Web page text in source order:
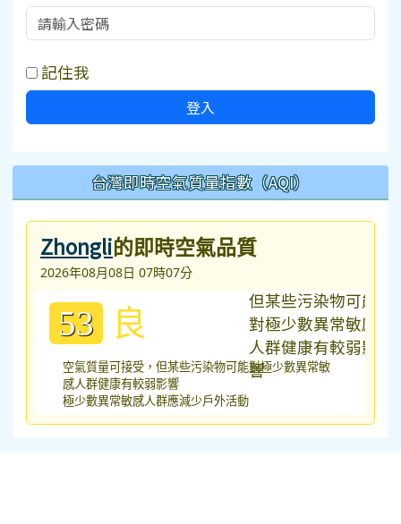
記住我
登入
台灣即時空氣質量指數（AQI）
Zhongli的即時空氣品質
2026年08月08日 07時07分
53 良
空氣質量可接受，但某些污染物可能對極少數異常敏
感人群健康有較弱影響
極少數異常敏感人群應減少戶外活動